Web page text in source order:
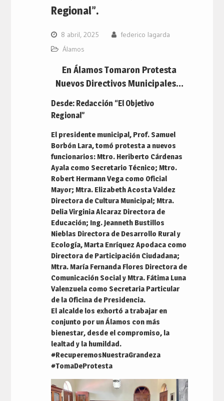
Regional”.
8 abril, 2025
federico lagarda
Álamos
En Álamos Tomaron Protesta
Nuevos Directivos Municipales…
Desde: Redacción “El Objetivo
Regional”
El presidente municipal, Prof. Samuel
Borbón Lara, tomó protesta a nuevos
funcionarios: Mtro. Heriberto Cárdenas
Ayala como Secretario Técnico; Mtro.
Robert Hermann Vega como Oficial
Mayor; Mtra. Elizabeth Acosta Valdez
Directora de Cultura Municipal; Mtra.
Delia Virginia Alcaraz Directora de
Educación; Ing. Jeanneth Bustillos
Nieblas Directora de Desarrollo Rural y
Ecología, Marta Enríquez Apodaca como
Directora de Participación Ciudadana;
Mtra. María Fernanda Flores Directora de
Comunicación Social y Mtra. Fátima Luna
Valenzuela como Secretaria Particular
de la Oficina de Presidencia.
El alcalde los exhortó a trabajar en
conjunto por un Álamos con más
bienestar, desde el compromiso, la
lealtad y la humildad.
#RecuperemosNuestraGrandeza
#TomaDeProtesta